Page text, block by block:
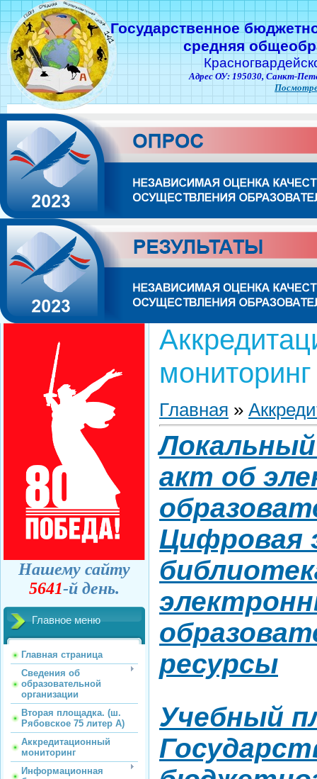
Государственное
средняя
Адрес ОУ: 195030, Санкт-
Нашему сайту
5641-й день.
Главное меню
Главная страница
Сведения об
образовательной
организации
Вторая площадка. (ш.
Рябовское 75 литер А)
Аккредитационный
мониторинг
Информационная
мониторинг
Главная »
акт об
Цифровая
ресурсы
Учебный